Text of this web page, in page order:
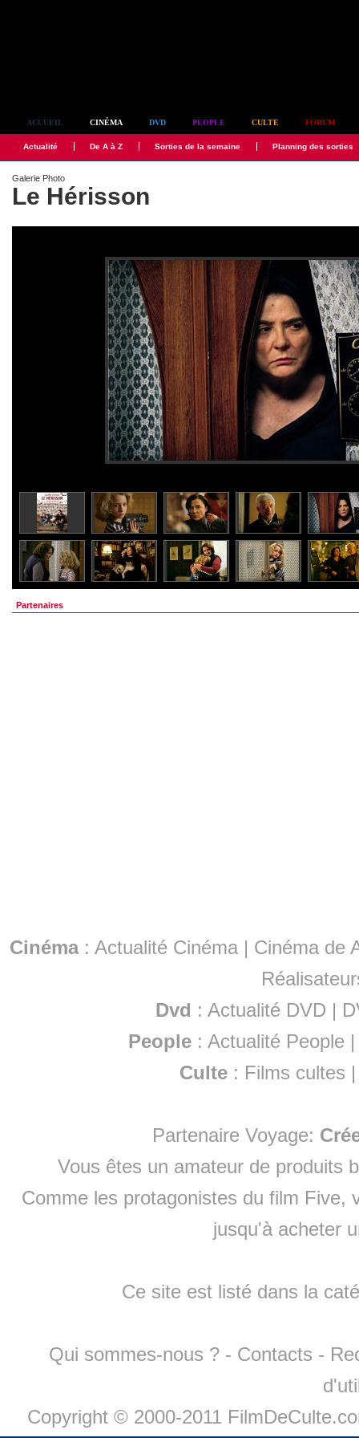
ACCUEIL CINÉMA DVD PEOPLE CULTE FORUM
Actualité De A à Z Sorties de la semaine Planning des sorties
Galerie Photo
Le Hérisson
Partenaires
Cinéma: Actualité Cinéma | Cinéma de
Dvd : Actualité DVD |
People :Actualité People
Culte : Films cultes
Partenaire Voyage:
Vous êtes un amateur de produits
Comme les protagonistes du film Five,
jusqu'à acheter
Ce site est listé dans la
Qui sommes-nous ? - Contacts -
Copyright © 2000-2011